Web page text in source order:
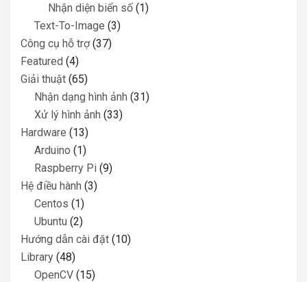
Nhận diện biển số (1)
Text-To-Image (3)
Công cụ hỗ trợ(37)
Featured (4)
Giải thuật (65)
Nhận dạng hình ảnh (31)
Xử lý hình ảnh (33)
Hardware (13)
Arduino (1)
Raspberry Pi (9)
Hệ điều hành (3)
Centos (1)
Ubuntu (2)
Hướng dẫn cài đặt (10)
Library (48)
OpenCV (15)